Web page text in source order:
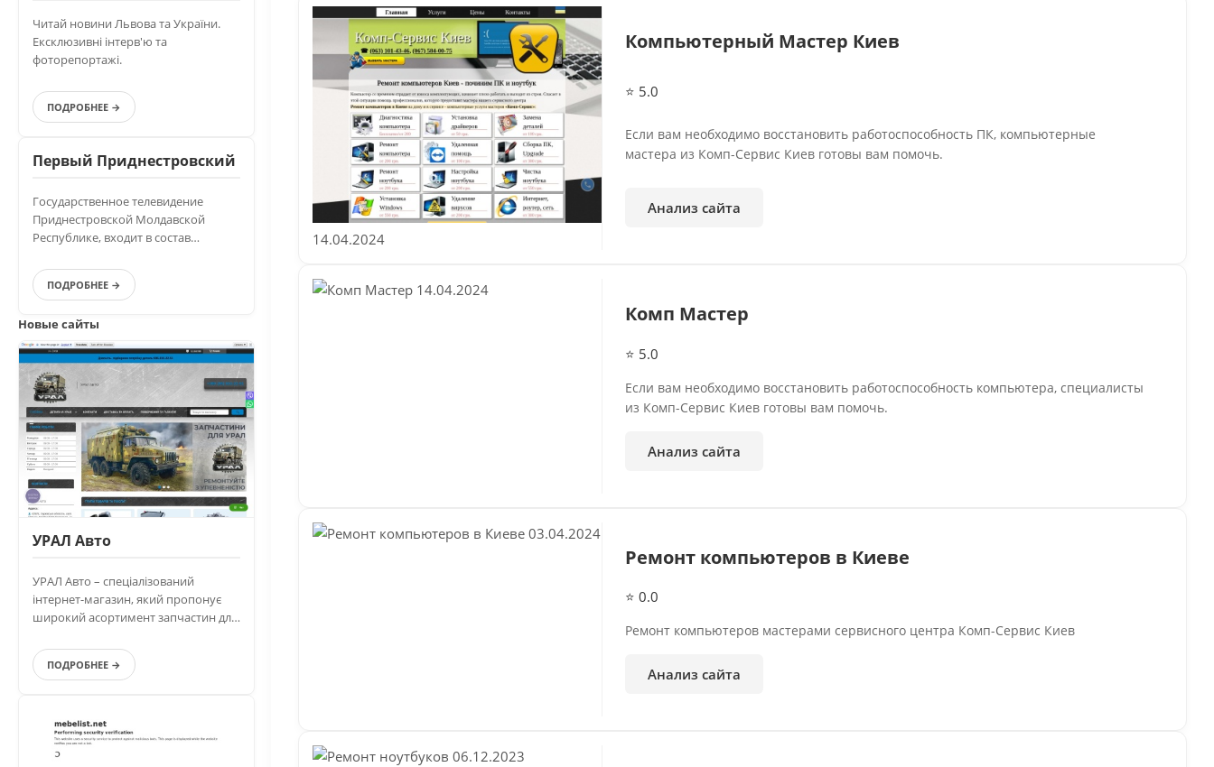
Читай новини Львова та України.
Ексклюзивні інтерв'ю та
фоторепортажі.
ПОДРОБНЕЕ →
Первый Приднестровский
Государственное телевидение
Приднестровской Молдавской
Республике, входит в состав
Телерадиокомпании.
ПОДРОБНЕЕ →
Новые сайты
УРАЛ Авто
УРАЛ Авто – спеціалізований
інтернет-магазин, який пропонує
широкий асортимент запчастин для
ПОДРОБНЕЕ →
14.04.2024
Компьютерный Мастер Киев
⭐ 5.0
Если вам необходимо восстановить работоспособность ПК, компьютерные
мастера из Комп-Сервис Киев готовы вам помочь.
Анализ сайта
14.04.2024
Комп Мастер
⭐ 5.0
Если вам необходимо восстановить работоспособность компьютера, специалисты
из Комп-Сервис Киев готовы вам помочь.
Анализ сайта
03.04.2024
Ремонт компьютеров в Киеве
⭐ 0.0
Ремонт компьютеров мастерами сервисного центра Комп-Сервис Киев
Анализ сайта
06.12.2023